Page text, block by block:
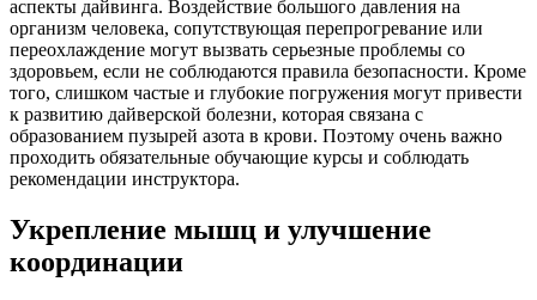
аспекты дайвинга. Воздействие большого давления на
организм человека, сопутствующая перепрогревание или
переохлаждение могут вызвать серьезные проблемы со
здоровьем, если не соблюдаются правила безопасности. Кроме
того, слишком частые и глубокие погружения могут привести
к развитию дайверской болезни, которая связана с
образованием пузырей азота в крови. Поэтому очень важно
проходить обязательные обучающие курсы и соблюдать
рекомендации инструктора.
Укрепление мышц и улучшение
координации